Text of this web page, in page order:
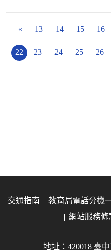
« 13 14 15 16
22 23 24 25 26
交通指南 教育局電話分機
網站服務條
地址：420018 臺